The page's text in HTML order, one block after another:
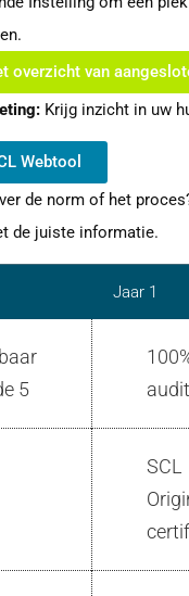
overzicht van
Krijg inzicht in uw
Webtool
de norm of het
de juiste informatie.
Jaar 1
5
audit
SCL